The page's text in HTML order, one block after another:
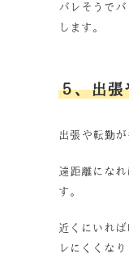
バレそうで
します。
５、出張
出張や転勤
遠距離にな
す。
近くにいれ
レにくくなり